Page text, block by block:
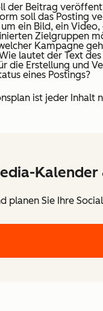
der Beitrag
soll das Posting
um ein Bild, ein
Zielgruppen
Kampagne
lautet der Text
die Erstellung und
eines Postings?
ist jeder Inhalt
planen Sie Ihre